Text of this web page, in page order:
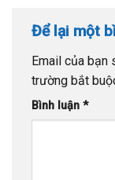
Để lại một
Email của bạn
trường bắt
Bình luận *